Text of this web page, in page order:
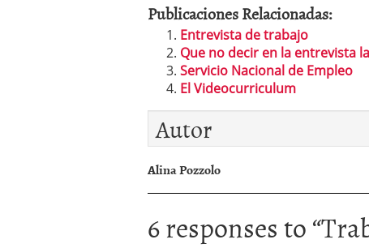
Publicaciones Relacionadas:
Entrevista de trabajo
Que no decir en la entrevista
Servicio Nacional de Empleo
El Videocurriculum
Autor
Alina Pozzolo
6 responses to “